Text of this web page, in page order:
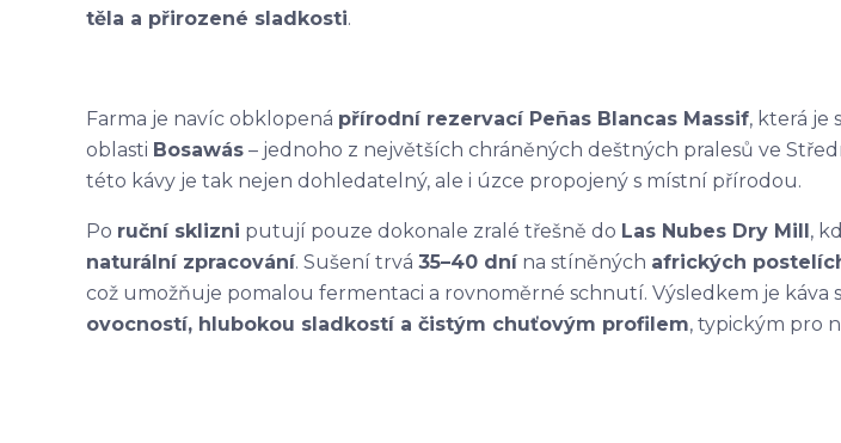
těla a přirozené sladkosti.
Farma je navíc obklopená přírodní rezervací Peñas Blancas Massif, která je
oblasti Bosawás – jednoho z největších chráněných deštných pralesů ve
této kávy je tak nejen dohledatelný, ale i úzce propojený s místní přírodou.
Po ruční sklizni putují pouze dokonale zralé třešně do Las Nubes Dry Mill,
naturální zpracování. Sušení trvá 35–40 dnína stíněných afrických
což umožňuje pomalou fermentaci a rovnoměrné schnutí. Výsledkem je káva s
ovocností, hlubokou sladkostí a čistým chuťovým profilem, typickým pro